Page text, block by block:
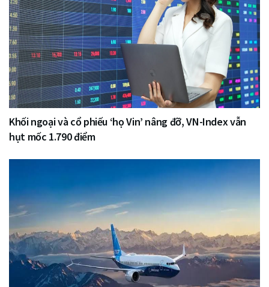
Khối ngoại và cổ phiếu ‘họ Vin’ nâng đỡ, VN-Index vẫn
hụt mốc 1.790 điểm